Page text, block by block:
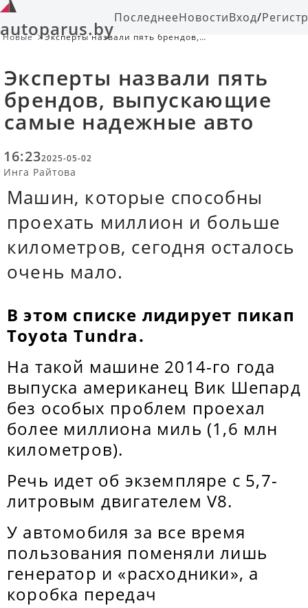
autoparus.byПоследнееНовостиВход/
Новые
Эксперты назвали пять брендов,
Эксперты назвали пять
брендов, выпускающие
самые надежные авто
16:232025-05-02
Инга Райтова
Машин, которые способны
проехать миллион и больше
километров, сегодня осталось
очень мало.
В этом списке лидирует пикап
Toyota Tundra.
На такой машине 2014-го года
выпуска американец Вик Шепард
без особых проблем проехал
более миллиона миль (1,6 млн
километров).
Речь идет об экземпляре с 5,7-
литровым двигателем V8.
У автомобиля за все время
пользования поменяли лишь
генератор и «расходники», а
коробка передач